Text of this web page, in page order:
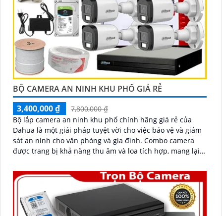
BỘ CAMERA AN NINH KHU PHỐ GIÁ RẺ
3,400,000 ₫
7,800,000 ₫
Bộ lắp camera an ninh khu phố chính hãng giá rẻ của
Dahua là một giải pháp tuyệt vời cho việc bảo vệ và giám
sát an ninh cho văn phòng và gia đình. Combo camera
được trang bị khả năng thu âm và loa tích hợp, mang lại
tương tác